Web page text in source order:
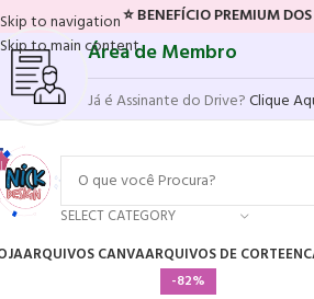
Skip to navigation
Skip to main content
⭐ BENEFÍCIO PREMIUM DOS ASSOCIADOS
Área de Membro
Já é Assinante do Drive?Clique
SELECT CATEGORY
ARQUIVOS CANVAARQUIVOS DE CORTE
-82%